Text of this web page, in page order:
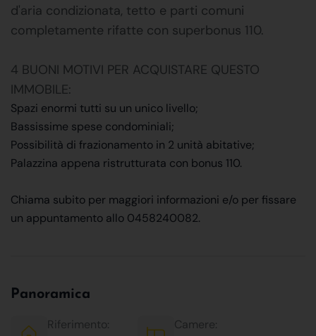
d'aria condizionata, tetto e parti comuni
completamente rifatte con superbonus 110.
4 BUONI MOTIVI PER ACQUISTARE QUESTO
IMMOBILE:
Spazi enormi tutti su un unico livello;
Bassissime spese condominiali;
Possibilità di frazionamento in 2 unità abitative;
Palazzina appena ristrutturata con bonus 110.
Chiama subito per maggiori informazioni e/o per fissare
un appuntamento allo 0458240082.
Panoramica
Riferimento:
Camere: